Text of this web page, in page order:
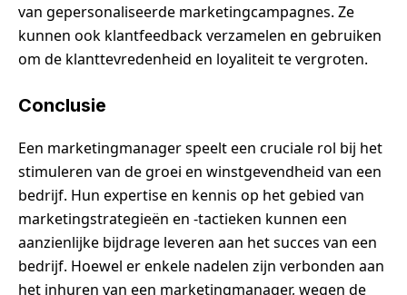
van gepersonaliseerde marketingcampagnes. Ze
kunnen ook klantfeedback verzamelen en gebruiken
om de klanttevredenheid en loyaliteit te vergroten.
Conclusie
Een marketingmanager speelt een cruciale rol bij het
stimuleren van de groei en winstgevendheid van een
bedrijf. Hun expertise en kennis op het gebied van
marketingstrategieën en -tactieken kunnen een
aanzienlijke bijdrage leveren aan het succes van een
bedrijf. Hoewel er enkele nadelen zijn verbonden aan
het inhuren van een marketingmanager, wegen de